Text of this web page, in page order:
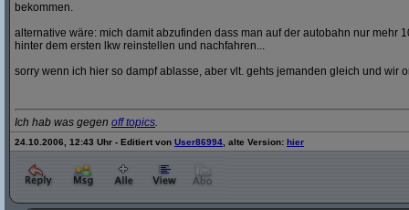
bekommen.
alternative wäre: mich damit abzufinden dass man auf der autobahn nur mehr
hinter dem ersten lkw reinstellen und nachfahren...
sorry wenn ich hier so dampf ablasse, aber vlt. gehts jemanden gleich und wir
Ich hab was gegen off topics.
24.10.2006, 12:43 Uhr - Editiert von User86994 , alte Version: hier